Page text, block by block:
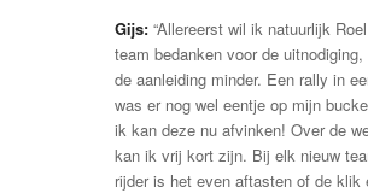
Gijs: “Allereerst wil ik natuurlijk
team bedanken voor de uitnodiging,
de aanleiding minder. Een rally in
was er nog wel eentje op mijn
ik kan deze nu afvinken! Over de
kan ik vrij kort zijn. Bij elk nieuw
rijder is het even aftasten of de klik